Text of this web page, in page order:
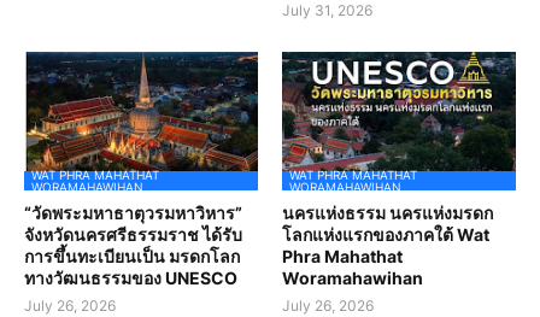
July 31, 2026
WAT PHRA MAHATHAT
WORAMAHAWIHAN
“วัดพระมหาธาตุวรมหาวิหาร”
จังหวัดนครศรีธรรมราช ได้รับ
การขึ้นทะเบียนเป็น มรดกโลก
ทางวัฒนธรรมของ UNESCO
July 26, 2026
WAT PHRA MAHATHAT
WORAMAHAWIHAN
นครแห่งธรรม นครแห่งมรดก
โลกแห่งแรกของภาคใต้ Wat
Phra Mahathat
Woramahawihan
July 26, 2026